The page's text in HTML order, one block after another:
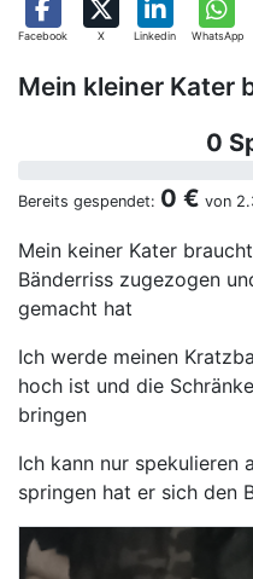
Facebook X Linkedin WhatsApp
Mein kleiner Kater
0
Bereits gespendet: 0 € von
Mein keiner Kater
Bänderriss zugezogen
gemacht hat
Ich werde meinen
hoch ist und die
bringen
Ich kann nur spekulieren
springen hat er sich den